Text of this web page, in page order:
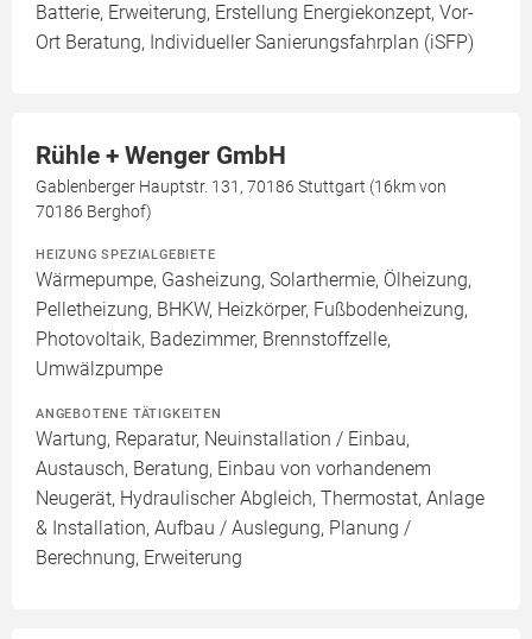
Batterie, Erweiterung, Erstellung Energiekonzept, Vor-
Ort Beratung, Individueller Sanierungsfahrplan (iSFP)
Rühle + Wenger GmbH
Gablenberger Hauptstr. 131, 70186 Stuttgart (16km von
70186 Berghof)
HEIZUNG SPEZIALGEBIETE
Wärmepumpe, Gasheizung, Solarthermie, Ölheizung,
Pelletheizung, BHKW, Heizkörper, Fußbodenheizung,
Photovoltaik, Badezimmer, Brennstoffzelle,
Umwälzpumpe
ANGEBOTENE TÄTIGKEITEN
Wartung, Reparatur, Neuinstallation / Einbau,
Austausch, Beratung, Einbau von vorhandenem
Neugerät, Hydraulischer Abgleich, Thermostat, Anlage
& Installation, Aufbau / Auslegung, Planung /
Berechnung, Erweiterung